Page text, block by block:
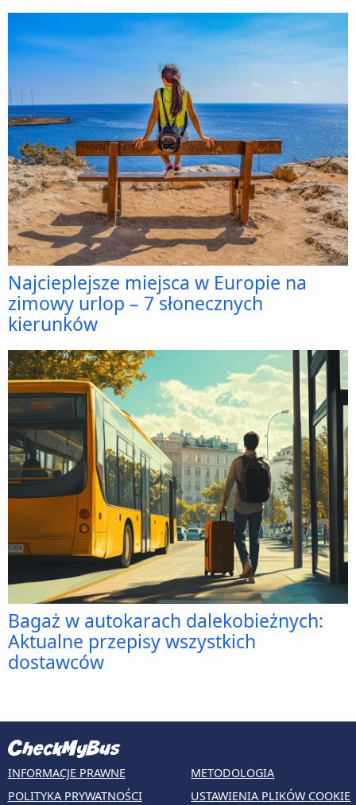
Najcieplejsze miejsca w Europie na
zimowy urlop – 7 słonecznych
kierunków
Bagaż w autokarach dalekobieżnych:
Aktualne przepisy wszystkich
dostawców
INFORMACJE PRAWNE
POLITYKA PRYWATNOŚCI
METODOLOGIA
USTAWIENIA PLIKÓW COOKIE